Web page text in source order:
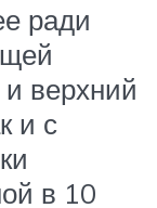
ради
верхний
и с
в 10